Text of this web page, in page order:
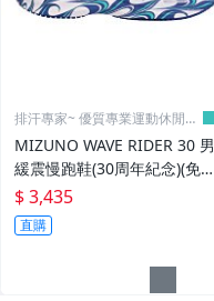
排汗專家~ 優質專業運動休閒賣
MIZUNO WAVE RIDER 30 男
緩震慢跑鞋(30周年紀念)(免運
「J1GU262382」≡排汗專家≡
$ 3,435
直購